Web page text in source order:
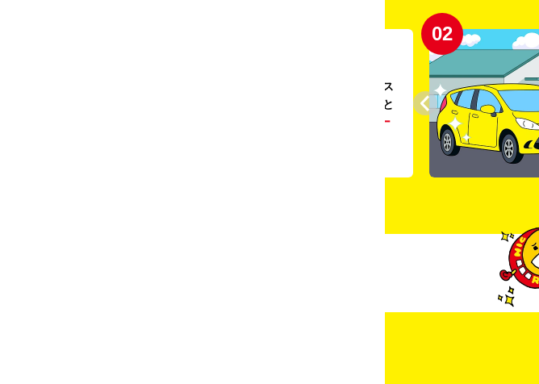
。ガソリンス
タンドや整備工場の既存インフラを活用すること
リー
02